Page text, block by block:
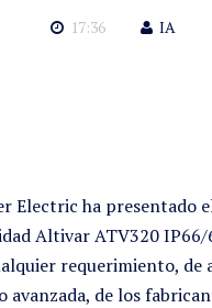
17:36 IA
Electric ha presentado
Altivar ATV320 IP66/
requerimiento, de
avanzada, de los